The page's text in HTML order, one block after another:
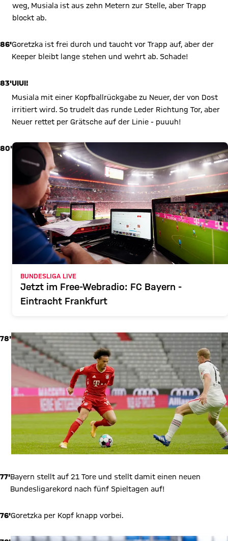
weg, Musiala ist aus zehn Metern zur Stelle, aber Trapp
blockt ab.
86'Goretzka ist frei durch und taucht vor Trapp auf, aber der
Keeper bleibt lange stehen und wehrt ab. Schade!
83'UIUI!
Musiala mit einer Kopfballrückgabe zu Neuer, der von Dost
irritiert wird. So trudelt das runde Leder Richtung Tor, aber
Neuer rettet per Grätsche auf der Linie - puuuh!
80'
BUNDESLIGA LIVE
Jetzt im Free-Webradio: FC Bayern -
Eintracht Frankfurt
78'
77'Bayern stellt auf 21 Tore und stellt damit einen neuen
Bundesligarekord nach fünf Spieltagen auf!
76'Goretzka per Kopf knapp vorbei.